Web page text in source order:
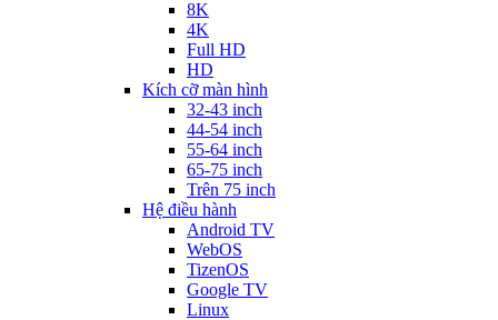
8K
4K
Full HD
HD
Kích cỡ màn hình
32-43 inch
44-54 inch
55-64 inch
65-75 inch
Trên 75 inch
Hệ điều hành
Android TV
WebOS
TizenOS
Google TV
Linux